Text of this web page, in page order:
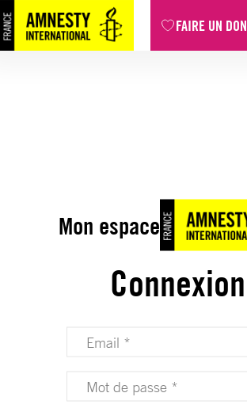
FAIRE UN DON
Mon espace
Connexion
Votre adresse email (obligatoire)
Votre mot de passe (obligatoire)